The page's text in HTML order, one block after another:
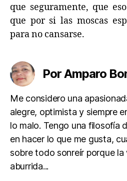
que seguramente, que
que por si las moscas
para no cansarse.
Por Amparo
Me considero una
alegre, optimista y siempre
lo malo. Tengo una filosofía
en hacer lo que me gusta,
sobre todo sonreír porque la
aburrida...